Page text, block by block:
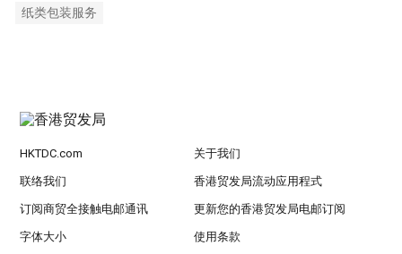
纸类包装服务
HKTDC.com 关于我们
联络我们 香港贸发局流动应用程式
订阅商贸全接触电邮通讯 更新您的香港贸发局电邮订阅
字体大小 使用条款